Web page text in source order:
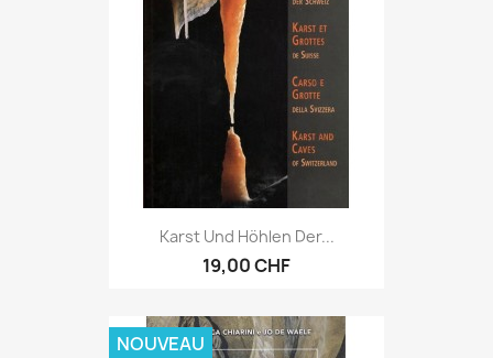
Karst Und Höhlen Der...
19,00 CHF
NOUVEAU